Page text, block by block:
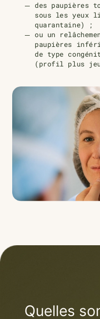
des paupières
sous les yeux
quarantaine) ;
ou un
paupières
de type
(profil plus
Quelles